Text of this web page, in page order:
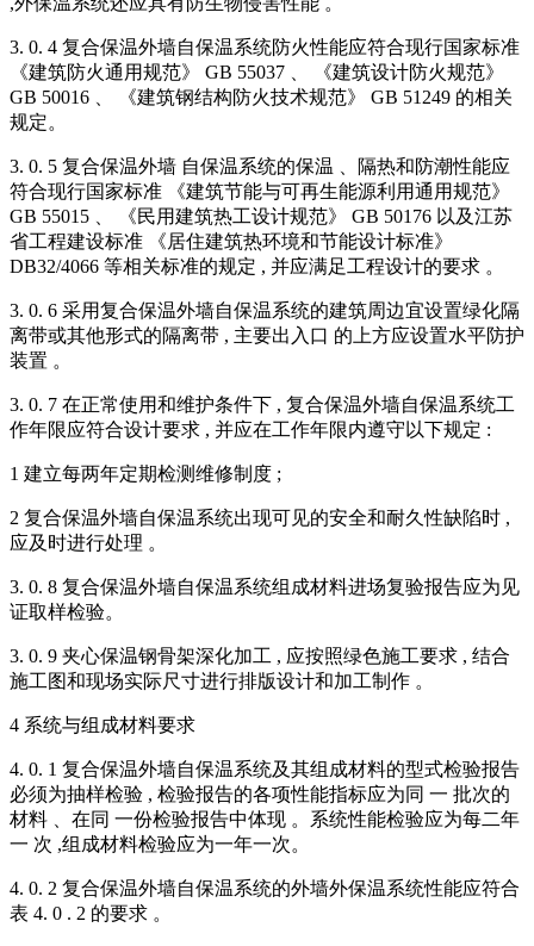
3. 0. 4 复合保温外墙自保温系统防火性能应符合现行国家标准
《建筑防火通用规范》 GB 55037 、 《建筑设计防火规范》
GB 50016 、 《建筑钢结构防火技术规范》 GB 51249 的相关
规定。
3. 0. 5 复合保温外墙 自保温系统的保温 、隔热和防潮性能应
符合现行国家标准 《建筑节能与可再生能源利用通用规范》
GB 55015 、 《民用建筑热工设计规范》 GB 50176 以及江苏
省工程建设标准 《居住建筑热环境和节能设计标准》
DB32/4066 等相关标准的规定 , 并应满足工程设计的要求 。
3. 0. 6 采用复合保温外墙自保温系统的建筑周边宜设置绿化隔
离带或其他形式的隔离带 , 主要出入口 的上方应设置水平防护
装置 。
3. 0. 7 在正常使用和维护条件下 , 复合保温外墙自保温系统工
作年限应符合设计要求 , 并应在工作年限内遵守以下规定 :
1 建立每两年定期检测维修制度 ;
2 复合保温外墙自保温系统出现可见的安全和耐久性缺陷时 ,
应及时进行处理 。
3. 0. 8 复合保温外墙自保温系统组成材料进场复验报告应为见
证取样检验。
3. 0. 9 夹心保温钢骨架深化加工 , 应按照绿色施工要求 , 结合
施工图和现场实际尺寸进行排版设计和加工制作 。
4 系统与组成材料要求
4. 0. 1 复合保温外墙自保温系统及其组成材料的型式检验报告
必须为抽样检验 , 检验报告的各项性能指标应为同 一 批次的
材料 、在同 一份检验报告中体现 。系统性能检验应为每二年
一 次 ,组成材料检验应为一年一次。
4. 0. 2 复合保温外墙自保温系统的外墙外保温系统性能应符合
表 4. 0 . 2 的要求 。